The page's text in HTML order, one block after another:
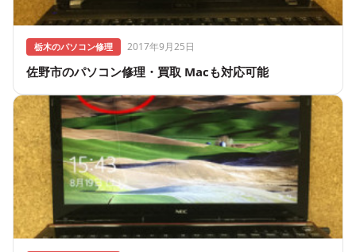
栃木のパソコン修理 2017年9月25日
佐野市のパソコン修理・買取 Macも対応可能